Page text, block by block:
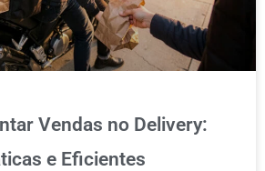
Vendas no Delivery:
e Eficientes